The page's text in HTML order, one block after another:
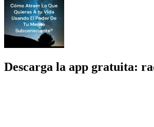
Descarga la app gratuita: